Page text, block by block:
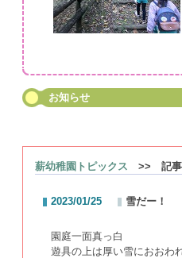
お知らせ
薪幼稚園トピックス >> 記事
2023/01/25 雪だー！
園庭一面真っ白
遊具の上は厚い雪におおわ